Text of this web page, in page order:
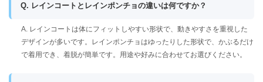
Q. レインコートとレインポンチョの違いは何ですか？
A. レインコートは体にフィットしやすい形状で、動きやすさを重視した
デザインが多いです。レインポンチョはゆったりした形状で、かぶるだけ
で着用でき、着脱が簡単です。用途や好みに合わせてお選びください。